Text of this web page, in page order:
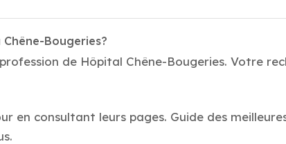
Bougeries?
de Hôpital Chêne-Bougeries. Votre
consultant leurs pages. Guide des